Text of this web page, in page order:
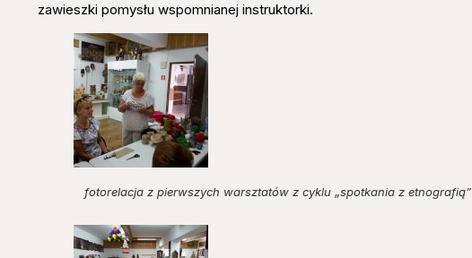
zawieszki pomysłu wspomnianej instruktorki.
fotorelacja z pierwszych warsztatów z cyklu „spotkania z etnografią”